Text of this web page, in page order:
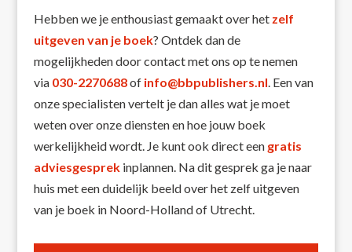
Hebben we je enthousiast gemaakt over het zelf
uitgeven van je boek? Ontdek dan de
mogelijkheden door contact met ons op te nemen
via 030-2270688of info@bbpublishers.nl. Een van
onze specialisten vertelt je dan alles wat je moet
weten over onze diensten en hoe jouw boek
werkelijkheid wordt. Je kunt ook direct een gratis
adviesgesprekinplannen. Na dit gesprek ga je naar
huis met een duidelijk beeld over het zelf uitgeven
van je boek in Noord-Holland of Utrecht.